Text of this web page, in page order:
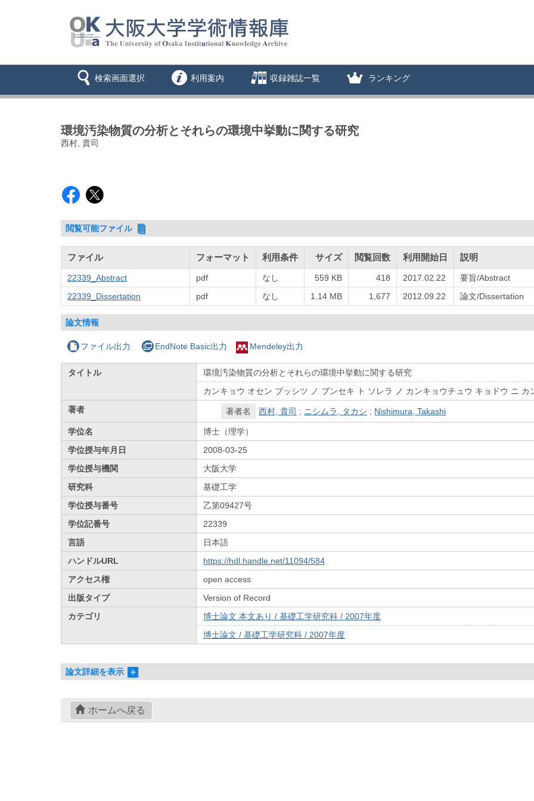
検索画面選択 利用案内 収録雑誌一覧 ランキング
環境汚染物質の分析とそれらの環境中挙動に関する研究
西村, 貴司
閲覧可能ファイル
ファイル フォーマット 利用条件 サイズ 閲覧回数 利用開始日 説明
22339_Abstract pdf なし 559 KB 418 2017.02.22
要旨/Abstract
22339_Dissertation
pdf なし 1.14 MB 1,677 2012.09.22 論文/Dissertation
論文情報
ファイル出力 EndNote Basic出力 Mendeley出力
タイトル
環境汚染物質の分析とそれらの環境中挙動に関する研究
カンキョウ オセン ブッシツ ノ ブンセキ ト ソレラ ノ カンキョウチュウ キョドウ ニ カ
著者
著者名 西村, 貴司 ; ニシムラ, タカシ ; Nishimura, Takashi
学位名
博士（理学）
学位授与年月日
2008-03-25
学位授与機関
大阪大学
研究科
基礎工学
学位授与番号
乙第09427号
学位記番号
22339
言語
日本語
ハンドルURL
https://hdl.handle.net/11094/584
アクセス権
open access
出版タイプ
Version of Record
カテゴリ
博士論文 本文あり / 基礎工学研究科 / 2007年度
博士論文 / 基礎工学研究科 / 2007年度
論文詳細を表示
ホームへ戻る